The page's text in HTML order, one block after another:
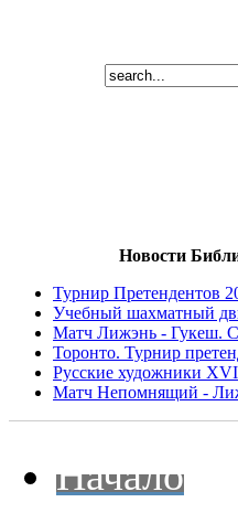
Новости
Турнир Претендентов
Учебный шахматный
Матч Лижэнь - Гукеш.
Торонто. Турнир
Русские художники
Матч Непомнящий -
Начало